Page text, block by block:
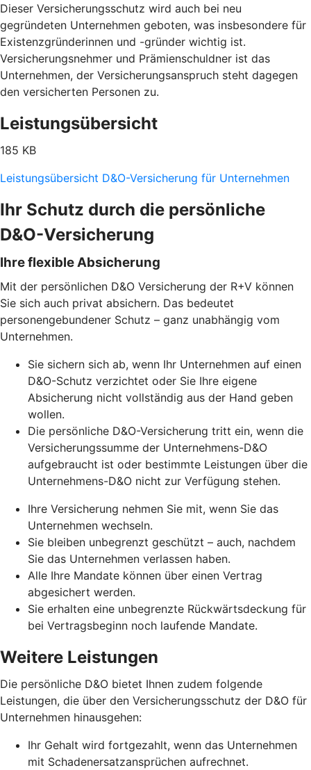
Dieser Versicherungsschutz wird auch bei neu
gegründeten Unternehmen geboten, was insbesondere für
Existenzgründerinnen und -gründer wichtig ist.
Versicherungsnehmer und Prämienschuldner ist das
Unternehmen, der Versicherungsanspruch steht dagegen
den versicherten Personen zu.
Leistungsübersicht
185 KB
Leistungsübersicht D&O-Versicherung für Unternehmen
Ihr Schutz durch die persönliche
D&O-Versicherung
Ihre flexible Absicherung
Mit der persönlichen D&O Versicherung der R+V können
Sie sich auch privat absichern. Das bedeutet
personengebundener Schutz – ganz unabhängig vom
Unternehmen.
Sie sichern sich ab, wenn Ihr Unternehmen auf einen
D&O-Schutz verzichtet oder Sie Ihre eigene
Absicherung nicht vollständig aus der Hand geben
wollen.
Die persönliche D&O-Versicherung tritt ein, wenn die
Versicherungssumme der Unternehmens-D&O
aufgebraucht ist oder bestimmte Leistungen über die
Unternehmens-D&O nicht zur Verfügung stehen.
Ihre Versicherung nehmen Sie mit, wenn Sie das
Unternehmen wechseln.
Sie bleiben unbegrenzt geschützt – auch, nachdem
Sie das Unternehmen verlassen haben.
Alle Ihre Mandate können über einen Vertrag
abgesichert werden.
Sie erhalten eine unbegrenzte Rückwärtsdeckung für
bei Vertragsbeginn noch laufende Mandate.
Weitere Leistungen
Die persönliche D&O bietet Ihnen zudem folgende
Leistungen, die über den Versicherungsschutz der D&O für
Unternehmen hinausgehen:
Ihr Gehalt wird fortgezahlt, wenn das Unternehmen
mit Schadenersatzansprüchen aufrechnet.